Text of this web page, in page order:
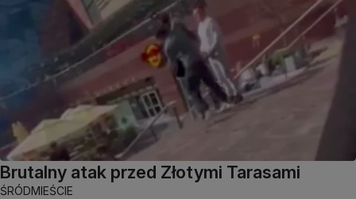
Brutalny atak przed Złotymi Tarasami
ŚRÓDMIEŚCIE